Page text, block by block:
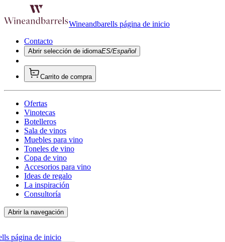
Wineandbarells página de inicio
Contacto
Abrir selección de idiomaES/Español
Carrito de compra
Ofertas
Vinotecas
Botelleros
Sala de vinos
Muebles para vino
Toneles de vino
Copa de vino
Accesorios para vino
Ideas de regalo
La inspiración
Consultoría
Abrir la navegación
página de inicio